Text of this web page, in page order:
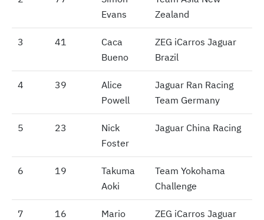
Evans
Zealand
3 41
Caca
Bueno
ZEG iCarros Jaguar
Brazil
4 39
Alice
Powell
Jaguar Ran Racing
Team Germany
5 23
Nick
Foster
Jaguar China Racing
6 19
Takuma
Aoki
Team Yokohama
Challenge
7 16
Mario
ZEG iCarros Jaguar
3
4
5
6
7